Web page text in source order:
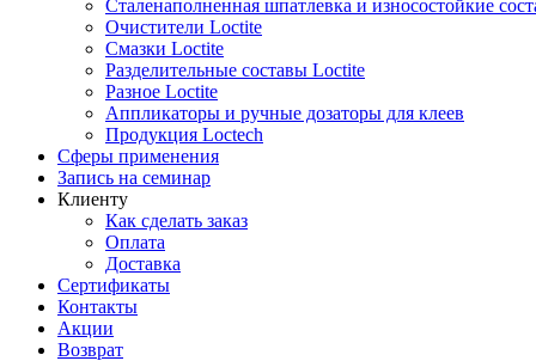
Сталенаполненная шпатлевка и износостойкие
Очистители Loctite
Смазки Loctite
Разделительные составы Loctite
Разное Loctite
Аппликаторы и ручные дозаторы для клеев
Продукция Loctech
Сферы применения
Запись на семинар
Клиенту
Как сделать заказ
Оплата
Доставка
Сертификаты
Контакты
Акции
Возврат